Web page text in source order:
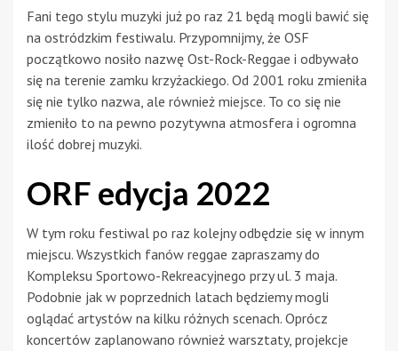
Fani tego stylu muzyki już po raz 21 będą mogli bawić się
na ostródzkim festiwalu. Przypomnijmy, że OSF
początkowo nosiło nazwę Ost-Rock-Reggae i odbywało
się na terenie zamku krzyżackiego. Od 2001 roku zmieniła
się nie tylko nazwa, ale również miejsce. To co się nie
zmieniło to na pewno pozytywna atmosfera i ogromna
ilość dobrej muzyki.
ORF edycja 2022
W tym roku festiwal po raz kolejny odbędzie się w innym
miejscu. Wszystkich fanów reggae zapraszamy do
Kompleksu Sportowo-Rekreacyjnego przy ul. 3 maja.
Podobnie jak w poprzednich latach będziemy mogli
oglądać artystów na kilku różnych scenach. Oprócz
koncertów zaplanowano również warsztaty, projekcje